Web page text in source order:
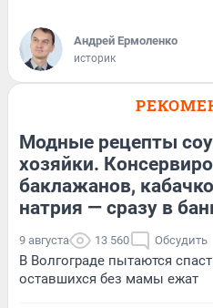
Андрей Ермоленко
историк
Модные рецепты
хозяйки.
баклажанов,
натрия — сразу в
9 августа 13 560 Обсудить
В Волгограде пытаются
оставшихся без мамы ежат